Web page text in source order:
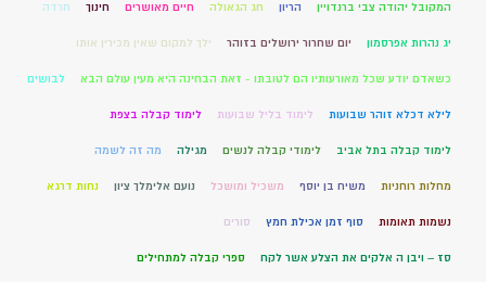
המקובל יהודה צבי ברנדויין הריון חג הגאולה חיים מאושרים חינוך חרדה
יג נהרות אפרסמון יום שחרור ירושלים בזוהר ילך למקום שאין מכירין אותו
כשאדם יודע שכל מאורעותיו הם לטובתו - זאת הבחינה היא מעין עולם הבא לבושים
לילא דכלא זוהר שבועות לימוד בליל שבועות לימוד קבלה בצפת
לימוד קבלה בתל אביב לימודי קבלה לנשים מגילה מה זה לשמה
מחלות רוחניות משיח בן יוסף משכיל ומושכל נועם אלימלך ציון נחות דרגא
נשמות תאומות סוף זמן אכילת חמץ סורים
סז – ויבן ה אלקים את הצלע אשר לקח ספרי קבלה למתחילים